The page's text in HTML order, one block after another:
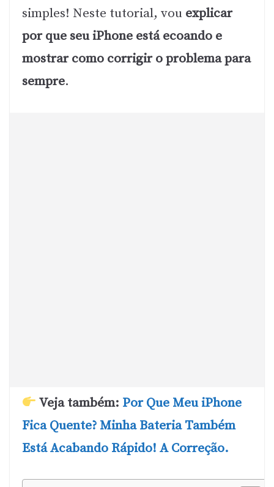
simples! Neste tutorial, vou explicar
por que seu iPhone está ecoando e
mostrar como corrigir o problema para
sempre.
Veja também: Por Que Meu iPhone
Fica Quente? Minha Bateria Também
Está Acabando Rápido! A Correção.